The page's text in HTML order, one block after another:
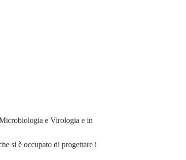
e Virologia e in
si è occupato di progettare i